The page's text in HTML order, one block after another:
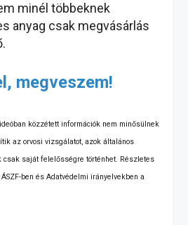
minél többeknek
anyag csak megvásárlás
megveszem!
közzétett információk nem minősülnek
az orvosi vizsgálatot, azok általános
csak saját felelősségre történhet. Részletes
ben és Adatvédelmi irányelvekben a